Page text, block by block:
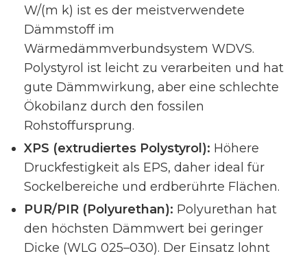
W/(m k) ist es der meistverwendete
Dämmstoff im
Wärmedämmverbundsystem WDVS.
Polystyrol ist leicht zu verarbeiten und hat
gute Dämmwirkung, aber eine schlechte
Ökobilanz durch den fossilen
Rohstoffursprung.
XPS (extrudiertes Polystyrol): Höhere
Druckfestigkeit als EPS, daher ideal für
Sockelbereiche und erdberührte Flächen.
PUR/PIR (Polyurethan): Polyurethan hat
den höchsten Dämmwert bei geringer
Dicke (WLG 025–030). Der Einsatz lohnt